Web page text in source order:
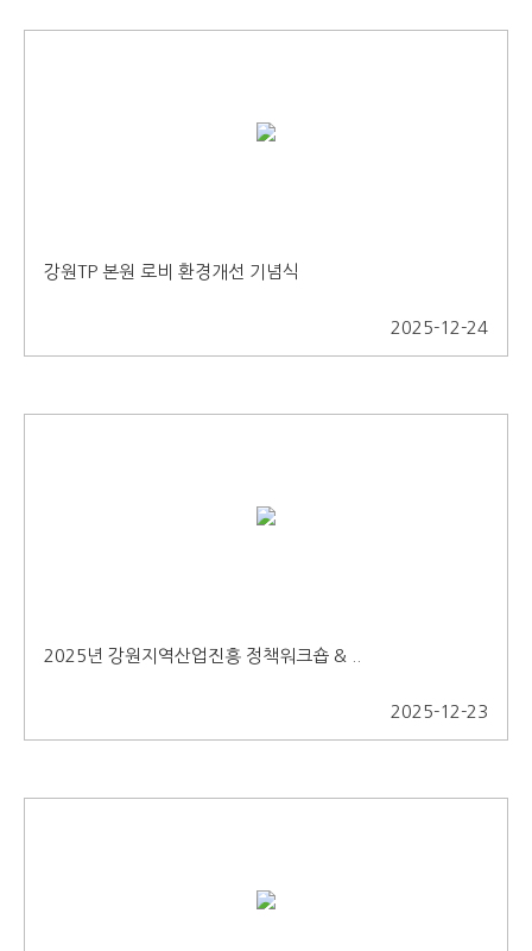
강원TP 본원 로비 환경개선 기념식
2025-12-24
2025년 강원지역산업진흥 정책워크숍 & ..
2025-12-23